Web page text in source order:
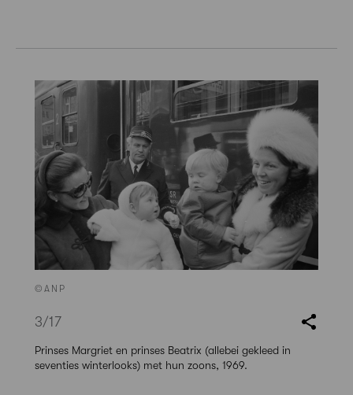
©ANP
3/17
Prinses Margriet en prinses Beatrix (allebei gekleed in
seventies winterlooks) met hun zoons, 1969.